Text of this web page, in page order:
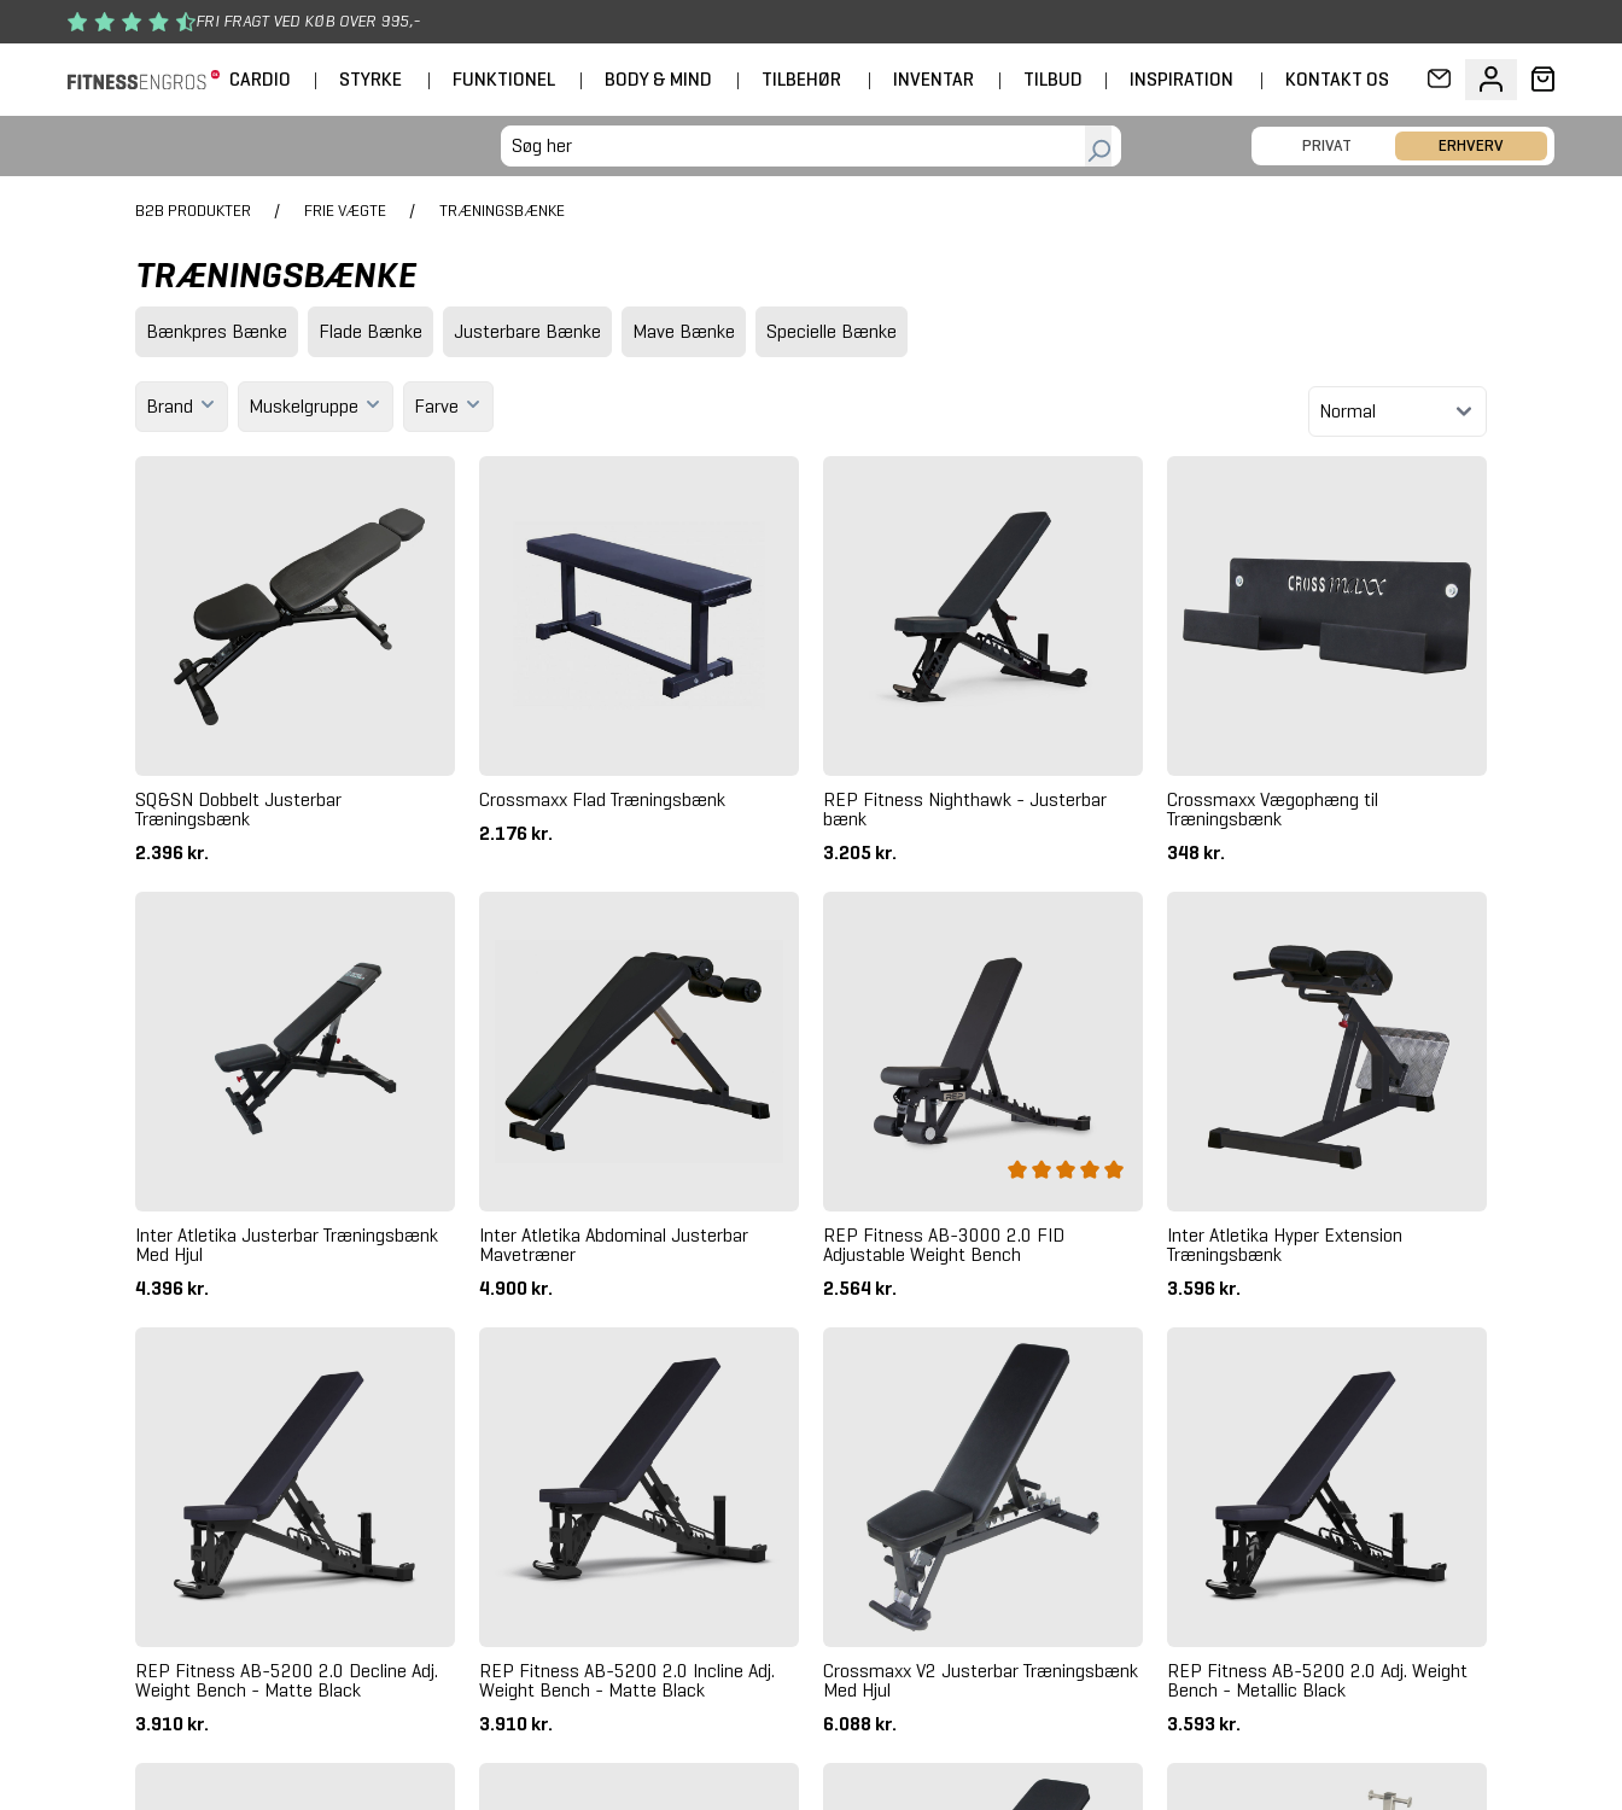
Gå til hovedindhold FRI FRAGT VED KØB OVER 995,-
CARDIO | STYRKE | FUNKTIONEL | BODY & MIND | TILBEHØR | INVENTAR | TILBUD | INSPIRATION | KONTAKT OS
PRIVAT ERHVERV
B2B PRODUKTER / FRIE VÆGTE / TRÆNINGSBÆNKE
TRÆNINGSBÆNKE
Bænkpres Bænke Flade Bænke Justerbare Bænke Mave Bænke Specielle Bænke
Brand Muskelgruppe Farve
SQ&SN Dobbelt Justerbar
Træningsbænk
2.396 kr.
Crossmaxx Flad Træningsbænk
2.176 kr.
REP Fitness Nighthawk - Justerbar
bænk
3.205 kr.
Crossmaxx Vægophæng til
Træningsbænk
348 kr.
Inter Atletika Justerbar Træningsbænk
Med Hjul
4.396 kr.
Inter Atletika Abdominal Justerbar
Mavetræner
4.900 kr.
REP Fitness AB-3000 2.0 FID
Adjustable Weight Bench
2.564 kr.
Inter Atletika Hyper Extension
Træningsbænk
3.596 kr.
REP Fitness AB-5200 2.0 Decline Adj.
Weight Bench - Matte Black
3.910 kr.
REP Fitness AB-5200 2.0 Incline Adj.
Weight Bench - Matte Black
3.910 kr.
Crossmaxx V2 Justerbar Træningsbænk
Med Hjul
6.088 kr.
REP Fitness AB-5200 2.0 Adj. Weight
Bench - Metallic Black
3.593 kr.